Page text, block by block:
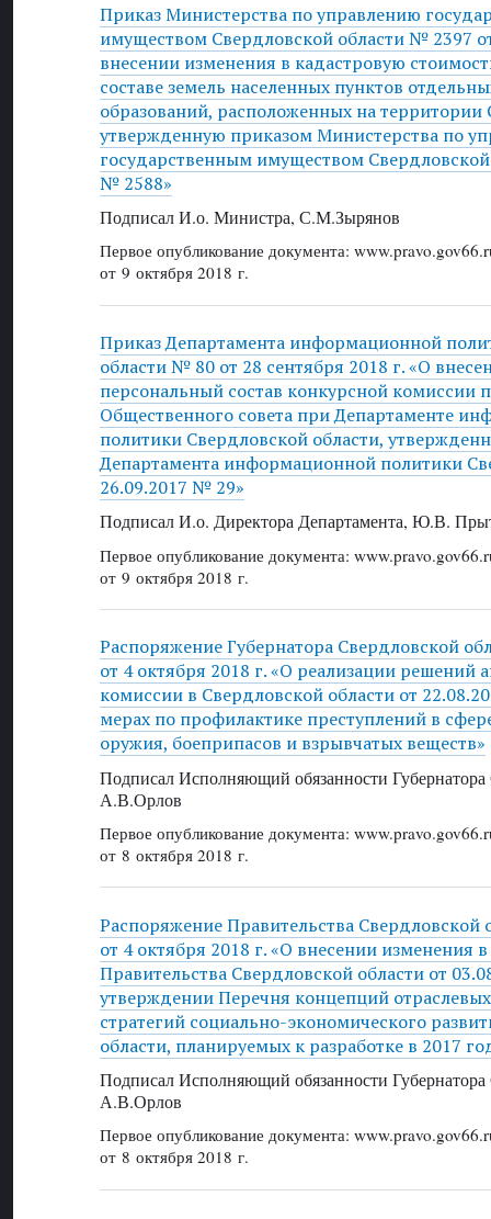
Приказ Министерства по управлению
имуществом Свердловской области № 2397
внесении изменения в кадастровую
составе земель населенных пунктов
образований, расположенных на территории
утвержденную приказом Министерства по
государственным имуществом Свердловской
№ 2588»
Подписал И.о. Министра, С.М.Зырянов
Первое опубликование документа:
от 9 октября 2018 г.
Приказ Департамента информационной
области № 80 от 28 сентября 2018 г. «О
персональный состав конкурсной
Общественного совета при Департаменте
политики Свердловской области,
Департамента информационной политики
26.09.2017 № 29»
Подписал И.о. Директора Департамента, Ю.В.
Первое опубликование документа:
от 9 октября 2018 г.
Распоряжение Губернатора Свердловской
от 4 октября 2018 г. «О реализации решений
комиссии в Свердловской области от
мерах по профилактике преступлений в
оружия, боеприпасов и взрывчатых веществ»
Подписал Исполняющий обязанности Губернатора
А.В.Орлов
Первое опубликование документа:
от 8 октября 2018 г.
Распоряжение Правительства
от 4 октября 2018 г. «О внесении изменения
Правительства Свердловской области от
утверждении Перечня концепций
стратегий социально-экономического
области, планируемых к разработке в 2017
Подписал Исполняющий обязанности Губернатора
А.В.Орлов
Первое опубликование документа:
от 8 октября 2018 г.